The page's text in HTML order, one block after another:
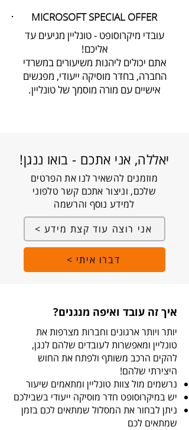
עובדי מיקרוסופט - טונליין מגיעים עד
אליכם!
אתם יכולים ליהנות משיעורים במשרדי
החברה, בחדר מוסיקה ייעודי, מפגשים
אישיים עם מורה מוסמך של טונליין.
MICROSOFT SPECIAL OFFER
יאללה, אני אתכם - בואו ננגן!
מוזמנים להשאיר לנו את הפרטים
שלכם, וניצור אתכם קשר טלפוני
למידע נוסף והרשמה
אני רוצה עוד קצת מידע >
דברו איתי >
איך זה עובד ואיפה מנגנים?
יותר ויותר ארגונים וחברות מצרפות את
טונליין ומאפשרות לעובדים שלהם לנגן,
להקים הרכב משותף ולפתח את החוש
היצירתי שלהם!
נרשמים מול צוות טונליין ומתאמים שיעור
יש במיקרוסופט חדר מוסיקה ייעודי בשבילכם
ניתן לבחור את המסלול שמתאים לכם בזמן
שמתאים לכם